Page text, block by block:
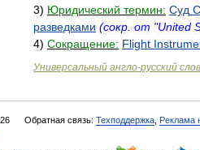
3) Юридический термин: Суд
разведками (сокр от "United
4) Сокращение: Flight
Универсальный англо-русский
Обратная связь: Техподдержка Реклама